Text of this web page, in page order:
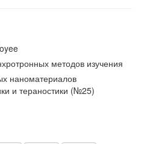
методов изучения
наноматериалов
и тераностики (№25)